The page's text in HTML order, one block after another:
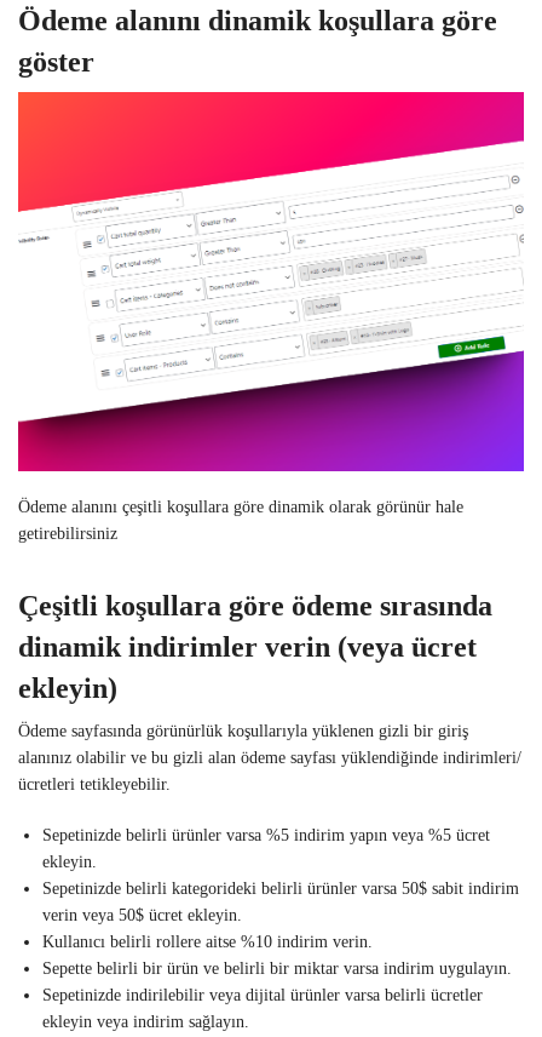
Ödeme alanını dinamik koşullara göre
göster
Ödeme alanını çeşitli koşullara göre dinamik olarak görünür hale
getirebilirsiniz
Çeşitli koşullara göre ödeme sırasında
dinamik indirimler verin (veya ücret
ekleyin)
Ödeme sayfasında görünürlük koşullarıyla yüklenen gizli bir giriş
alanınız olabilir ve bu gizli alan ödeme sayfası yüklendiğinde indirimleri/
ücretleri tetikleyebilir.
Sepetinizde belirli ürünler varsa %5 indirim yapın veya %5 ücret
ekleyin.
Sepetinizde belirli kategorideki belirli ürünler varsa 50$ sabit indirim
verin veya 50$ ücret ekleyin.
Kullanıcı belirli rollere aitse %10 indirim verin.
Sepette belirli bir ürün ve belirli bir miktar varsa indirim uygulayın.
Sepetinizde indirilebilir veya dijital ürünler varsa belirli ücretler
ekleyin veya indirim sağlayın.